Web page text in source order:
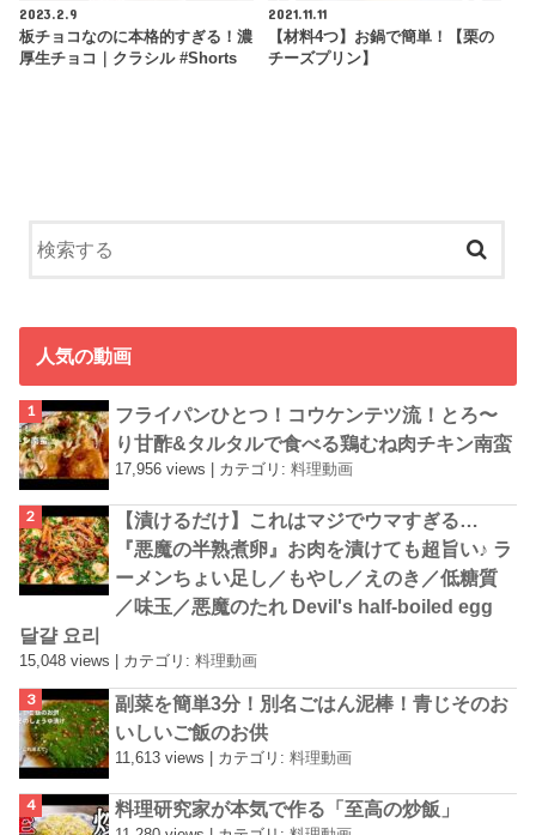
2023.2.9
板チョコなのに本格的すぎる！濃
厚生チョコ｜クラシル #Shorts
2021.11.11
【材料4つ】お鍋で簡単！【栗の
チーズプリン】
人気の動画
フライパンひとつ！コウケンテツ流！とろ〜
り甘酢&タルタルで食べる鶏むね肉チキン南蛮
17,956 views カテゴリ:料理動画
【漬けるだけ】これはマジでウマすぎる…
『悪魔の半熟煮卵』お肉を漬けても超旨い♪ ラ
ーメンちょい足し／もやし／えのき／低糖質
／味玉／悪魔のたれ Devil's half-boiled egg
달걀 요리
15,048 views カテゴリ:料理動画
副菜を簡単3分！別名ごはん泥棒！青じそのお
いしいご飯のお供
11,613 views カテゴリ:料理動画
料理研究家が本気で作る「至高の炒飯」